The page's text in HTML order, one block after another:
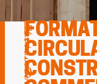
1
1
.
0
B
R
U
X
E
L
L
E
S